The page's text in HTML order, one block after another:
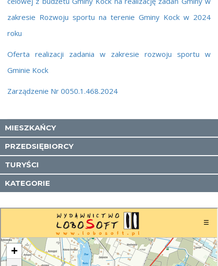
zakresie Rozwoju sportu na terenie Gminy Kock w 2024
roku
Oferta realizacji zadania w zakresie rozwoju sportu w
Gminie Kock
Zarządzenie Nr 0050.1.468.2024
MIESZKAŃCY
PRZEDSIĘBIORCY
TURYŚCI
KATEGORIE